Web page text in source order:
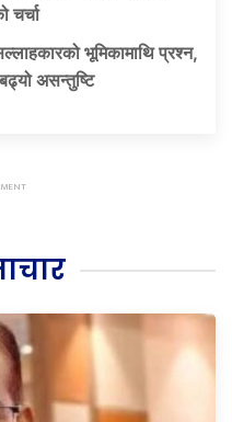
चर्चा
भूमिकामाथि प्रश्न,
असन्तुष्टि